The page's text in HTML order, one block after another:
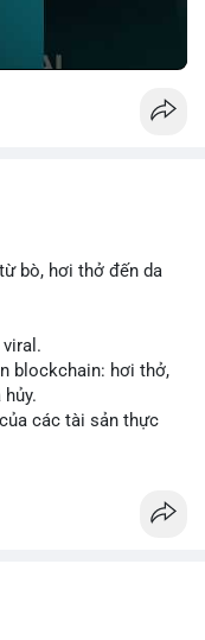
bò, hơi thở đến da
blockchain: hơi thở,
các tài sản thực
đang được đặt ra.